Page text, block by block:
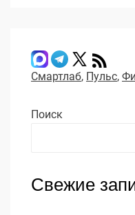
Смартлаб, Пульс,
Поиск
Свежие